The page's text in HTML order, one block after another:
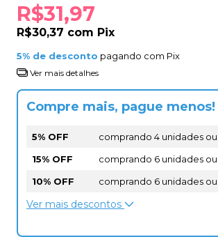
R$31,97
R$30,37 com Pix
5% de desconto pagando com Pix
Ver mais detalhes
Compre mais, pague menos!
5% OFF
comprando 4 unidades
15% OFF
comprando 6 unidades
10% OFF
comprando 6 unidades
Ver mais descontos